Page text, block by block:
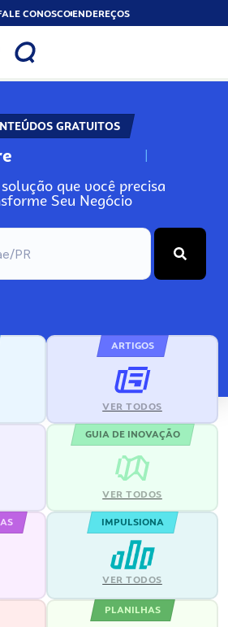
CONOSCOENDEREÇOS
GRATUITOS
N
que você precisa
Seu Negócio
ARTIGOS
VER TODOS
GUIA DE INOVAÇÃO
VER TODOS
IMPULSIONA
VER TODOS
PLANILHAS